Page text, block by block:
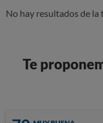
No hay resultados de la
Te